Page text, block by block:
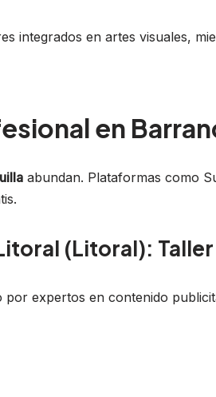
integrados en artes visuales,
en
abundan. Plataformas como
(Litoral):
por expertos en contenido